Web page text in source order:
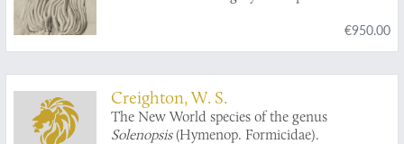
€950.00
Creighton, W. S.
The New World species of the genus
Solenopsis(Hymenop. Formicidae).